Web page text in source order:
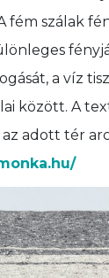
fém szálak
a víz
között. A
adott tér